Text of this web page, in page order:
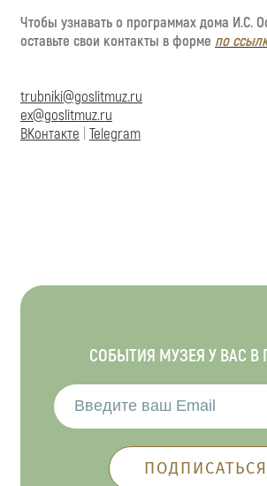
Чтобы узнавать о программах дома И.С.
оставьте свои контакты в форме по
trubniki@goslitmuz.ru
ex@goslitmuz.ru
ВКонтакте Telegram
СОБЫТИЯ МУЗЕЯ У ВАС В